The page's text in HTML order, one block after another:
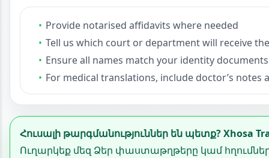
Provide notarised affidavits where needed
Tell us which court or department will receive
Ensure all names match your identity documents
For medical translations, include doctor’s notes
Հուսալի թարգմանություններ են պետք? Xhosa
Ուղարկեք մեզ Ձեր փաստաթղթերը կամ